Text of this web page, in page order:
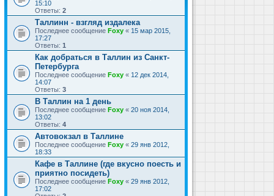
15:10
Ответы: 2
Таллинн - взгляд издалека
Последнее сообщение Foxy « 15 мар 2015,
17:27
Ответы: 1
Как добраться в Таллин из Санкт-
Петербурга
Последнее сообщение Foxy « 12 дек 2014,
14:07
Ответы: 3
В Таллин на 1 день
Последнее сообщение Foxy « 20 ноя 2014,
13:02
Ответы: 4
Автовокзал в Таллине
Последнее сообщение Foxy « 29 янв 2012,
18:33
Кафе в Таллине (где вкусно поесть и
приятно посидеть)
Последнее сообщение Foxy « 29 янв 2012,
17:02